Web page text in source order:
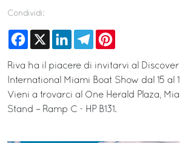
Condividi:
Facebook
X LinkedInTelegram
Riva ha il piacere di invitarvi al
International Miami Boat Show dal 15 al
Vieni a trovarci al One Herald Plaza,
Stand – Ramp C - HP B131.